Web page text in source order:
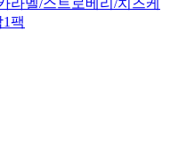
라멜/스트로베리/치즈케
1팩